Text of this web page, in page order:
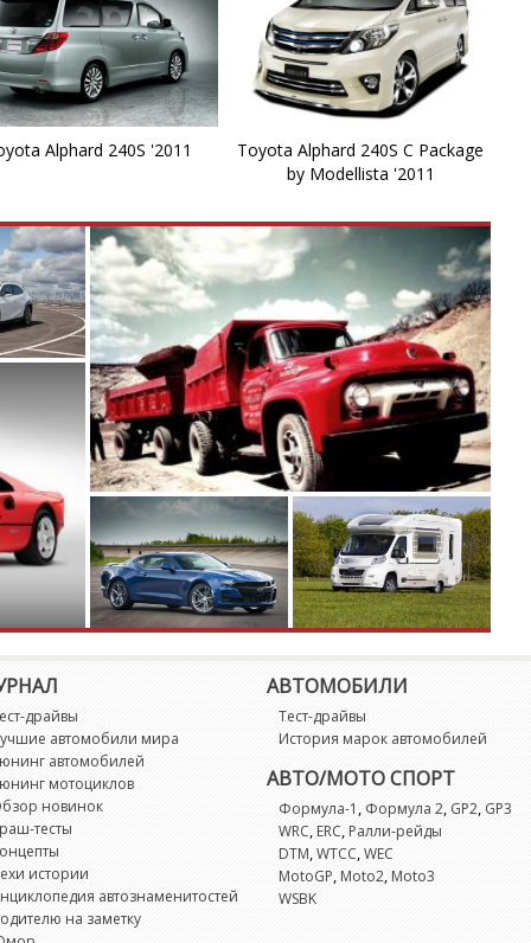
Alphard 240S '2011
Toyota Alphard 240S C Package
by Modellista '2011
драйвы
автомобили мира
автомобилей
мотоциклов
новинок
тесты
истории
автознаменитостей
на заметку
АВТОМОБИЛИ
Тест-драйвы
История марок автомобилей
АВТО/МОТО СПОРТ
Формула-1 , Формула 2, GP2, GP3
WRC,ERC,Ралли-рейды
DTM,WTCC,WEC
MotoGP,Moto2,Moto3
WSBK